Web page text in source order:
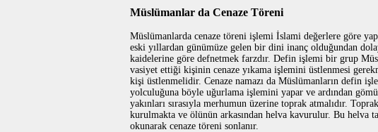
Müslümanlar da Cenaze Töreni
Müslümanlarda cenaze töreni işlemi İslami değerlere göre
eski yıllardan günümüze gelen bir dini inanç olduğundan
kaidelerine göre defnetmek farzdır. Defin işlemi bir grup
vasiyet ettiği kişinin cenaze yıkama işlemini üstlenmesi
kişi üstlenmelidir. Cenaze namazı da Müslümanların defin
yolculuğuna böyle uğurlama işlemini yapar ve ardından
yakınları sırasıyla merhumun üzerine toprak atmalıdır.
kurulmakta ve ölünün arkasından helva kavurulur. Bu helva
okunarak cenaze töreni sonlanır.